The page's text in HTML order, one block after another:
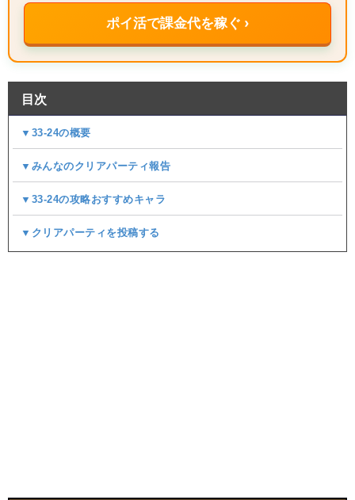
ポイ活で課金代を稼ぐ ›
目次
▼33-24の概要
▼みんなのクリアパーティ報告
▼33-24の攻略おすすめキャラ
▼クリアパーティを投稿する